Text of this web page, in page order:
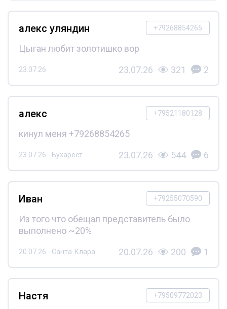
+79268854265
алекс уляндин
Цыган любит золотишко вор
23.07.26 23.07.26 321 2
+79521180128
алекс
кинул меня +79268854265
23.07.26 - Бухарест 23.07.26 544 6
+79255070590
Иван
Из того что обещал представитель было
выполнено ~20%
20.07.26 - Санта-Клара 20.07.26 200 1
+79509772023
Настя